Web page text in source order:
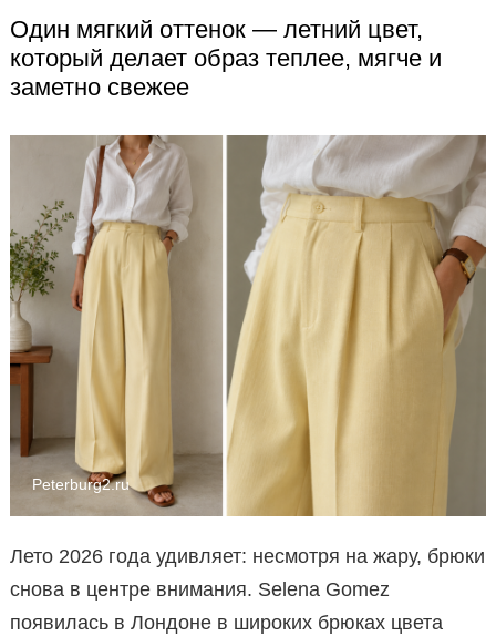
Один мягкий оттенок — летний цвет,
который делает образ теплее, мягче и
заметно свежее
Peterburg2.ru
Лето 2026 года удивляет: несмотря на жару, брюки
снова в центре внимания. Selena Gomez
появилась в Лондоне в широких брюках цвета